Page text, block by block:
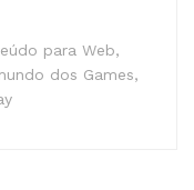
para Web,
dos Games,